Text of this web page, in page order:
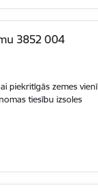
3852 004
piekritīgās zemes
tiesību izsoles